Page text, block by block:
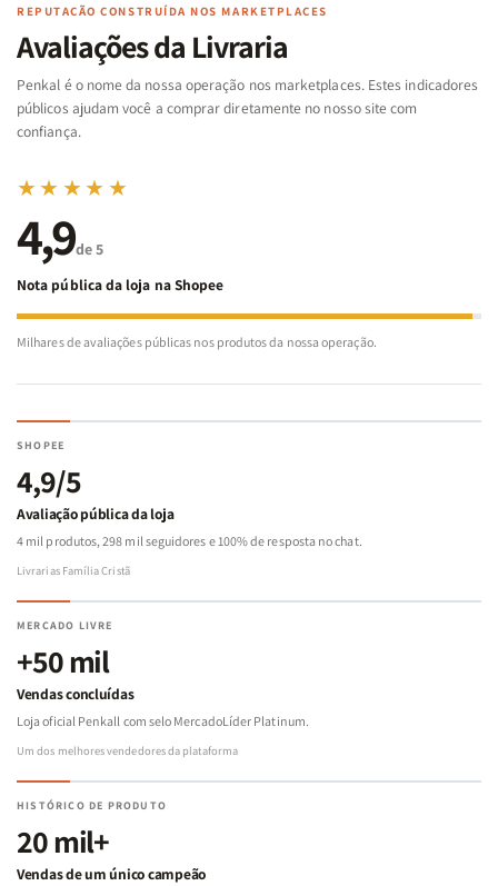
Famílias
Bíblia
-
Penkal
Famílias
da
Bíblia
-
Penkal
de
REPUTAÇÃO CONSTRUÍDA NOS MARKETPLACES
Avaliações da Livraria
Penkal é o nome da nossa operação nos marketplaces. Estes indicadores
públicos ajudam você a comprar diretamente no nosso site com
confiança.
★★★★★
4,9de 5
Nota pública da loja na Shopee
Milhares de avaliações públicas nos produtos da nossa operação.
SHOPEE
4,9/5
Avaliação pública da loja
4 mil produtos, 298 mil seguidores e 100% de resposta no chat.
Livrarias Família Cristã
MERCADO LIVRE
+50 mil
Vendas concluídas
Loja oficial Penkall com selo MercadoLíder Platinum.
Um dos melhores vendedores da plataforma
HISTÓRICO DE PRODUTO
20 mil+
Vendas de um único campeão